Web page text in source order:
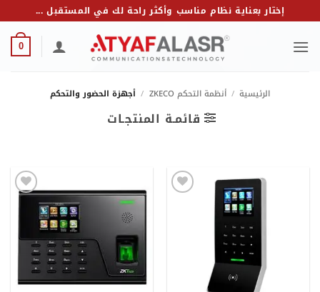
للمحتوى
إختار بعناية نظام مناسب وأكثر راحة لك في المستقبل ...
0
الرئيسية / أنظمة التحكم ZKECO / أجهزة الحضور والتحكم
قائمـة المنتجـات
wishlist